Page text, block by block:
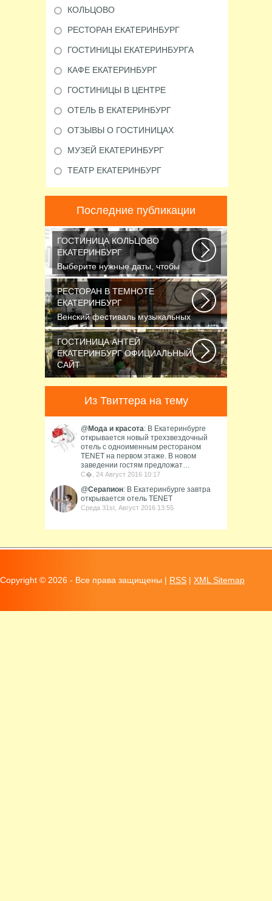
КОЛЬЦОВО
РЕСТОРАН ЕКАТЕРИНБУРГ
ГОСТИНИЦЫ ЕКАТЕРИНБУРГА
КАФЕ ЕКАТЕРИНБУРГ
ГОСТИНИЦЫ В ЦЕНТРЕ
ОТЕЛЬ В ЕКАТЕРИНБУРГ
ОТЗЫВЫ О ГОСТИНИЦАХ
МУЗЕЙ ЕКАТЕРИНБУРГ
ТЕАТР ЕКАТЕРИНБУРГ
Последние публикации
ГОСТИНИЦА КОЛЬЦОВО
ЕКАТЕРИНБУРГ
Выберите нужные даты, чтобы
узнать цену: — Название номера
Мест Гостей...
РЕСТОРАН В ТЕМНОТЕ
ЕКАТЕРИНБУРГ
Венский фестиваль музыкальных
фильмов завершился также, как и
начинался...
ГОСТИНИЦА АНТЕЙ
ЕКАТЕРИНБУРГ ОФИЦИАЛЬНЫЙ
САЙТ
Новосибирск считается третьим
городом России...
Из Твиттера на тему
@ Мода и красота: В Екатеринбурге
открывается новый трехзвездочный
отель с одноименным рестораном
TENET на первом этаже. В новом
заведении гостям предложат…
С�, 24 Август 2016 10:17
@Серапион: В Екатеринбурге завтра
открывается отель TENET
Среда 31st, Август 2016 13:55
Copyright © 2026 - Все права защищены | RSS | XML Sitemap